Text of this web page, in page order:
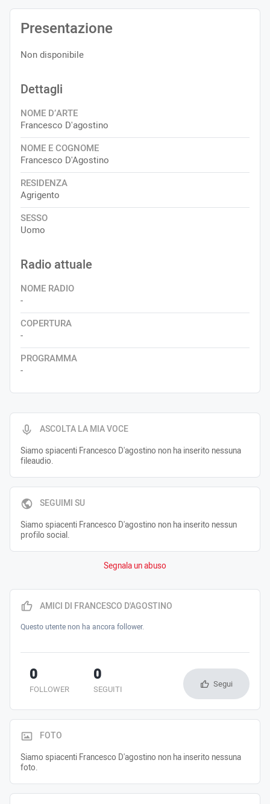
ASCOLTA LA MIA VOCE
Siamo spiacenti Francesco D'agostino non ha inserito nessuna
fileaudio.
SEGUIMI SU
Siamo spiacenti Francesco D'agostino non ha inserito nessun
profilo social.
Segnala un abuso
Presentazione
Non disponibile
Dettagli
NOME D’ARTE
Francesco D'agostino
NOME E COGNOME
Francesco D'Agostino
RESIDENZA
Agrigento
SESSO
Uomo
Radio attuale
NOME RADIO
-
COPERTURA
-
PROGRAMMA
-
AMICI DI FRANCESCO D'AGOSTINO
Questo utente non ha ancora follower.
FOLLOWER
0
SEGUITI
0 Segui
FOTO
Siamo spiacenti Francesco D'agostino non ha inserito nessuna
foto.